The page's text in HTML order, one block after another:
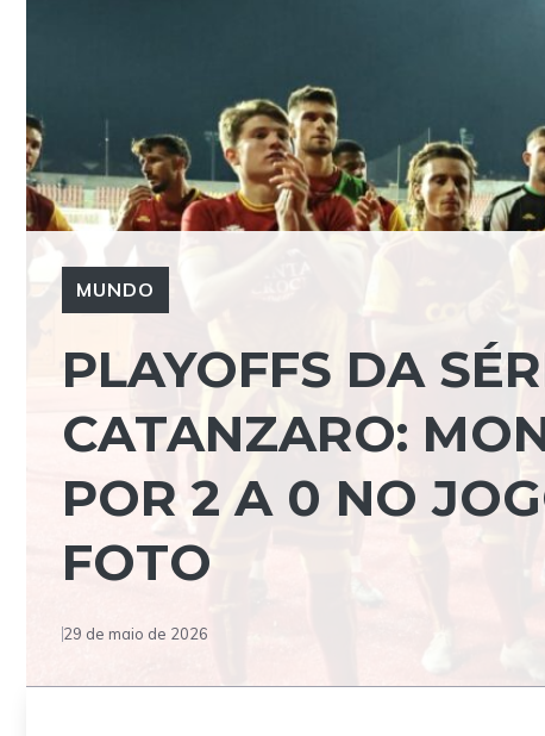
MUNDO
PLAYOFFS DA
CATANZARO:
POR 2 A 0 NO
FOTO
29 de maio de 2026